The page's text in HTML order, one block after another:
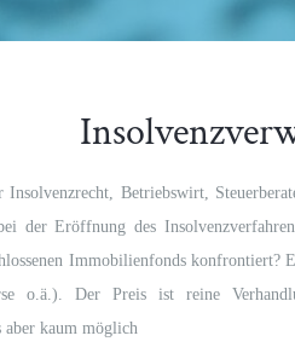
Insolvenzrecht, Betriebswirt,
der Eröffnung des
Immobilienfonds
o.ä.). Der Preis ist reine
aber kaum möglich